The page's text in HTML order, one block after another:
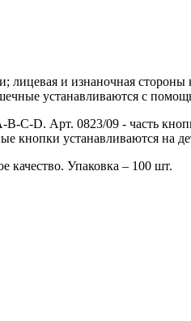
и изнаночная
устанавливаются с
В-С-D. Арт. 0823/09 - часть
кнопки устанавливаются на
качество. Упаковка – 100 шт.